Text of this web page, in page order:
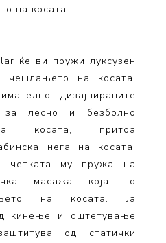
на косата.
ќе ви пружи луксузен
на косата.
дизајнираните
за лесно и безболно
косата, притоа
нега на косата.
четката му пружа на
масажа која го
на косата. Ја
кинење и оштетување
од статички